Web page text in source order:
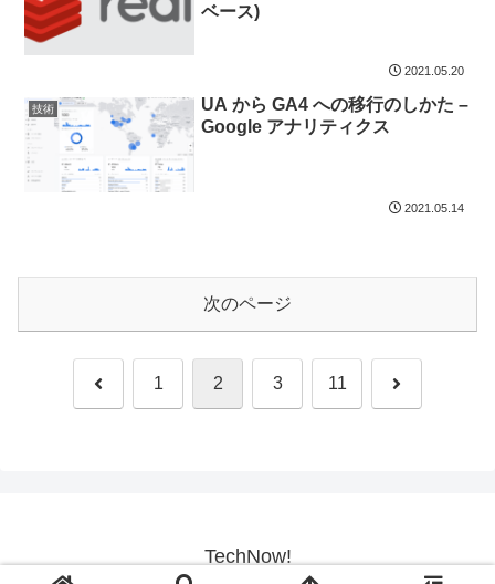
ベース)
2021.05.20
技術
UA から GA4 への移行のしかた –
Google アナリティクス
2021.05.14
次のページ
前 1 2 3 11 次
TechNow!